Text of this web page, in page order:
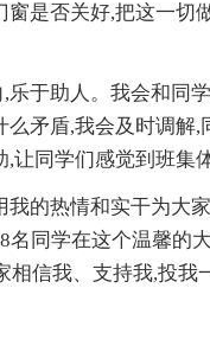
窗是否关好,把这一切
乐于助人。我会和同
么矛盾,我会及时调解,
让同学们感觉到班集
我的热情和实干为大
名同学在这个温馨的
相信我、支持我,投我